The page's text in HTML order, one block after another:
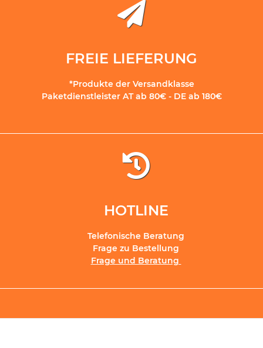
FREIE LIEFERUNG
*Produkte der Versandklasse
Paketdienstleister AT ab 80€ - DE ab 180€
HOTLINE
Telefonische Beratung
Frage zu Bestellung
Frage und Beratung